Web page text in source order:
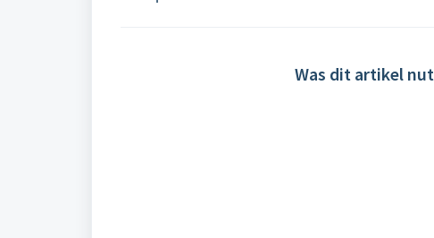
Was dit artikel